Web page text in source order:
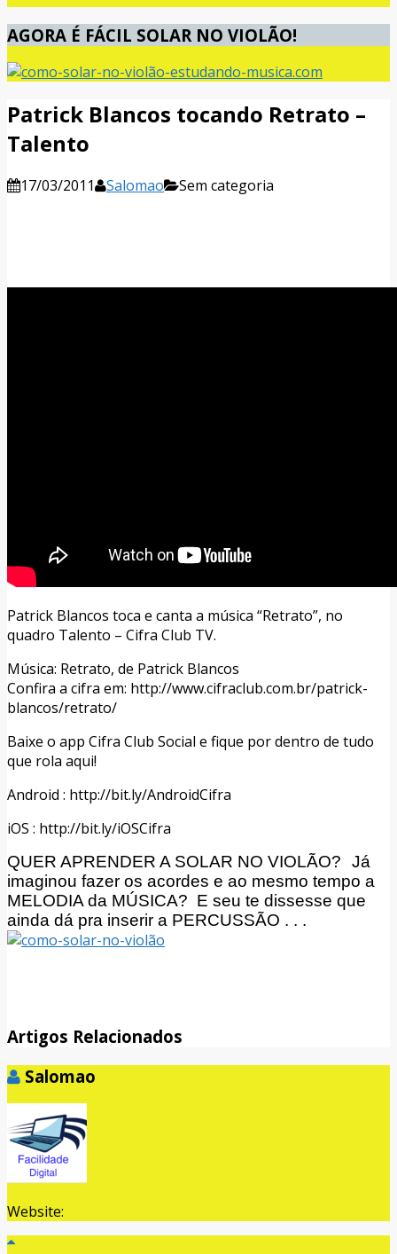
AGORA É FÁCIL SOLAR NO VIOLÃO!
Patrick Blancos tocando Retrato –
Talento
17/03/2011 Salomao
Sem categoria
Patrick Blancos toca e canta a música “Retrato”, no
quadro Talento – Cifra Club TV.
Música: Retrato, de Patrick Blancos
Confira a cifra em: http://www.cifraclub.com.br/patrick-
blancos/retrato/
Baixe o app Cifra Club Social e fique por dentro de tudo
que rola aqui!
Android : http://bit.ly/AndroidCifra
iOS : http://bit.ly/iOSCifra
QUER APRENDER A SOLAR NO VIOLÃO?
Já
imaginou fazer os acordes e ao mesmo tempo a
MELODIA da MÚSICA? E seu te dissesse que
ainda dá pra inserir a PERCUSSÃO . . .
Artigos Relacionados
Salomao
Website: